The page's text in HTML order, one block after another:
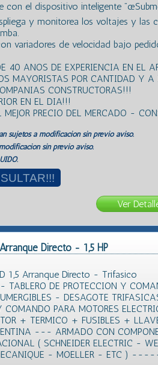
con el dispositivo inteligente
y monitorea los voltajes y las
variadores de velocidad bajo
40 ANOS DE EXPERIENCIA EN EL
MAYORISTAS POR CANTIDAD Y
CONSTRUCTORAS!!!
EN EL DIA!!!
PRECIO DEL MERCADO -
sujetos a modificación sin previo aviso.
sin previo aviso.
Ver
Directo - 1,5 HP
1,5 Arranque Directo - Trifasico
DE PROTECCION Y
- DESAGOTE
COMANDO PARA MOTORES
+ TERMICO + FUSIBLES +
--- ARMADO CON
( SCHNEIDER ELECTRIC -
- MOELLER - ETC